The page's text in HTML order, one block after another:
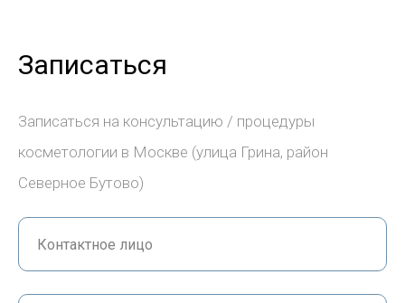
Записаться
Записаться на консультацию / процедуры
косметологии в Москве (улица Грина, район
Северное Бутово)